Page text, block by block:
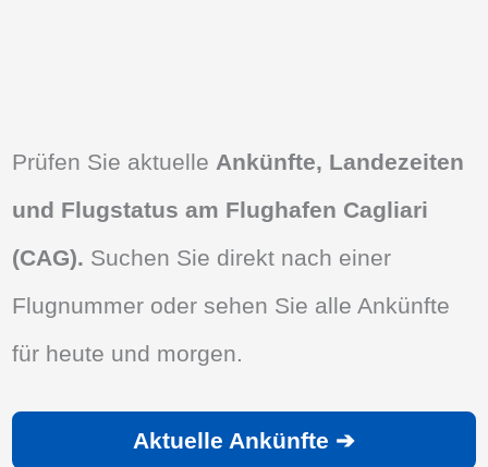
Prüfen Sie aktuelle Ankünfte, Landezeiten
und Flugstatus am Flughafen Cagliari
(CAG). Suchen Sie direkt nach einer
Flugnummer oder sehen Sie alle Ankünfte
für heute und morgen.
Aktuelle Ankünfte ➔